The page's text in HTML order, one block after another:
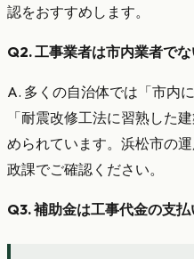
認をおすすめします。
Q2. 工事業者は市内業者で
A. 多くの自治体では「市内
「耐震改修工法に習熟した
められています。浜松市の
政課でご確認ください。
Q3. 補助金は工事代金の支